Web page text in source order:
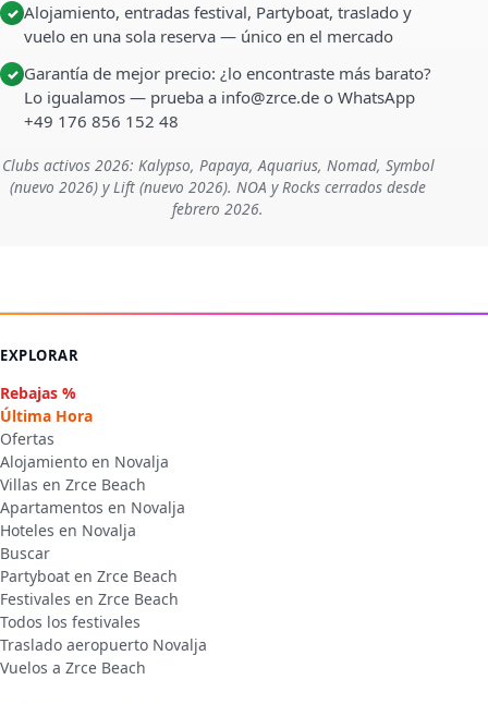
✓ Alojamiento, entradas festival, Partyboat, traslado y
vuelo en una sola reserva — único en el mercado
✓ Garantía de mejor precio: ¿lo encontraste más barato?
Lo igualamos — prueba a info@zrce.de o WhatsApp
+49 176 856 152 48
Clubs activos 2026: Kalypso, Papaya, Aquarius, Nomad, Symbol
(nuevo 2026) y Lift (nuevo 2026). NOA y Rocks cerrados desde
febrero 2026.
EXPLORAR
Rebajas %
Última Hora
Ofertas
Alojamiento en Novalja
Villas en Zrce Beach
Apartamentos en Novalja
Hoteles en Novalja
Buscar
Partyboat en Zrce Beach
Festivales en Zrce Beach
Todos los festivales
Traslado aeropuerto Novalja
Vuelos a Zrce Beach